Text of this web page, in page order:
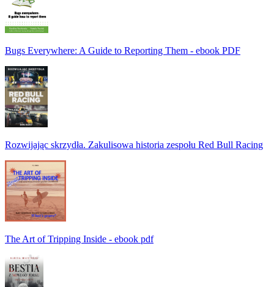
Bugs Everywhere: A Guide to Reporting Them - ebook PDF
Rozwijając skrzydła. Zakulisowa historia zespołu Red Bull Racing
The Art of Tripping Inside - ebook pdf